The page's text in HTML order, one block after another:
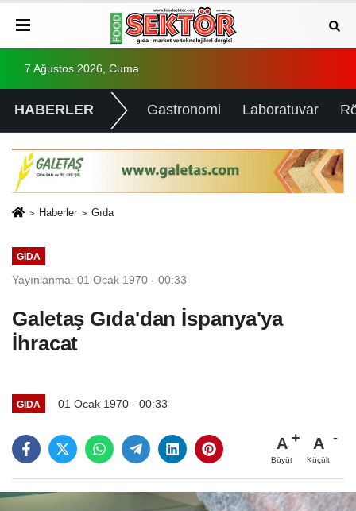
7 Ağustos 2026, Cuma
HABERLER Gastronomi Laboratuvar
Haberler Gıda
GIDA
Yayınlanma: 01 Ocak 1970 - 00:33
Galetaş Gıda'dan İspanya'ya
İhracat
GIDA 01 Ocak 1970 - 00:33
A
Büyüt
A
Küçült